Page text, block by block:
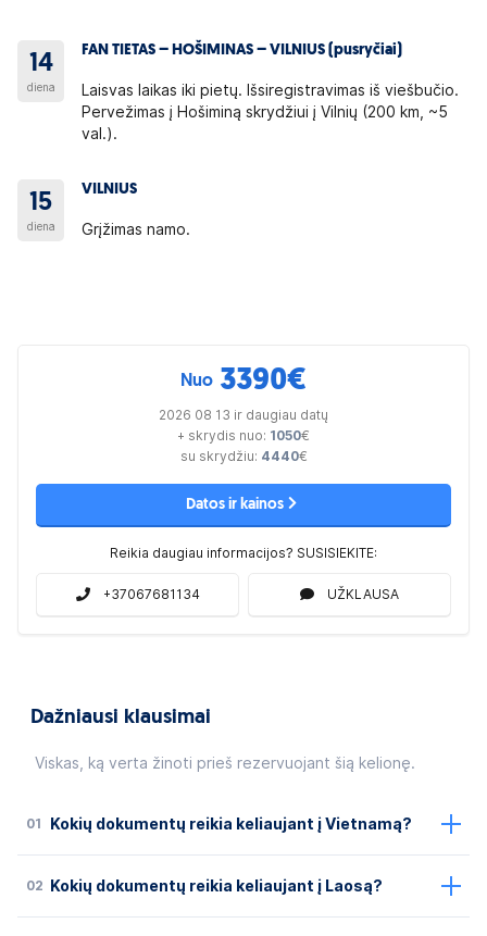
14
diena
FAN TIETAS – HOŠIMINAS – VILNIUS (pusryčiai)
Laisvas laikas iki pietų. Išsiregistravimas iš viešbučio.
Pervežimas į Hošiminą skrydžiui į Vilnių (200 km, ~5
val.).
15
diena
VILNIUS
Grįžimas namo.
Nuo 3390€
2026 08 13 ir daugiau datų
+ skrydis nuo: 1050€
su skrydžiu: 4440€
Datos ir kainos
Reikia daugiau informacijos? SUSISIEKITE:
+37067681134 UŽKLAUSA
Dažniausi klausimai
Viskas, ką verta žinoti prieš rezervuojant šią kelionę.
01 Kokių dokumentų reikia keliaujant į Vietnamą?
02 Kokių dokumentų reikia keliaujant į Laosą?